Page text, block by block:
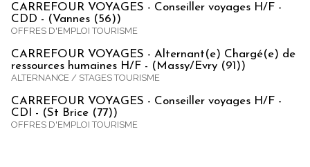
CARREFOUR VOYAGES - Conseiller voyages H/F -
CDD - (Vannes (56))
OFFRES D'EMPLOI TOURISME
CARREFOUR VOYAGES - Alternant(e) Chargé(e) de
ressources humaines H/F - (Massy/Evry (91))
ALTERNANCE / STAGES TOURISME
CARREFOUR VOYAGES - Conseiller voyages H/F -
CDI - (St Brice (77))
OFFRES D'EMPLOI TOURISME